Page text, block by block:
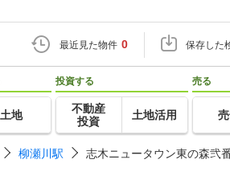
最近見た物件 0 保存した
土地
投資する
不動産
投資
土地活用
売る
柳瀬川駅 志木ニュータウン東の森弐